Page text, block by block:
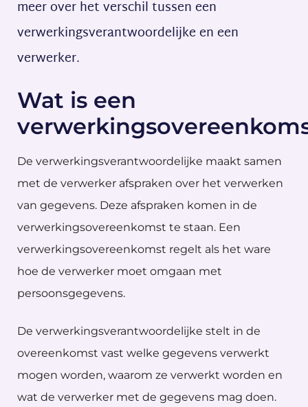
meer over het verschil tussen een
verwerkingsverantwoordelijke en een
verwerker.
Wat is een
De verwerkingsverantwoordelijke maakt samen
met de verwerker afspraken over het verwerken
van gegevens. Deze afspraken komen in de
verwerkingsovereenkomst te staan. Een
verwerkingsovereenkomst regelt als het ware
hoe de verwerker moet omgaan met
persoonsgegevens.
De verwerkingsverantwoordelijke stelt in de
overeenkomst vast welke gegevens verwerkt
mogen worden, waarom ze verwerkt worden en
wat de verwerker met de gegevens mag doen.